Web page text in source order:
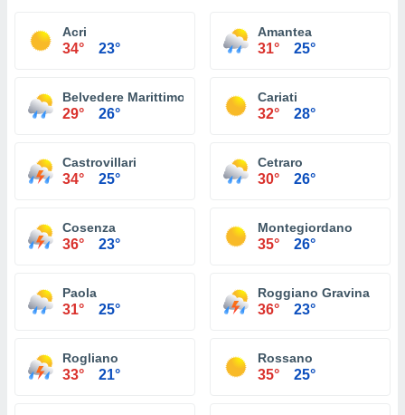
Acri
34° 23°
Amantea
31° 25°
Belvedere Marittimo
29° 26°
Cariati
32° 28°
Castrovillari
34° 25°
Cetraro
30° 26°
Cosenza
36° 23°
Montegiordano
35° 26°
Paola
31° 25°
Roggiano Gravina
36° 23°
Rogliano
33° 21°
Rossano
35° 25°